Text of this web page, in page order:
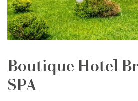
Boutique Hotel
SPA